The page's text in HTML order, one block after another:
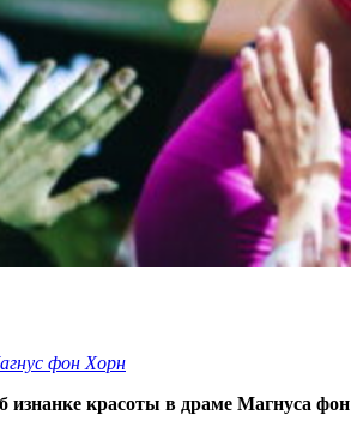
фон Хорн
красоты в драме Магнуса